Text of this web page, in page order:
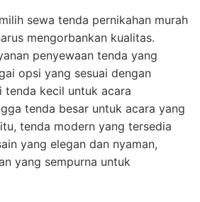
sewa tenda pernikahan murah
mengorbankan kualitas.
penyewaan tenda yang
opsi yang sesuai dengan
tenda kecil untuk acara
tenda besar untuk acara yang
tenda modern yang tersedia
yang elegan dan nyaman,
yang sempurna untuk